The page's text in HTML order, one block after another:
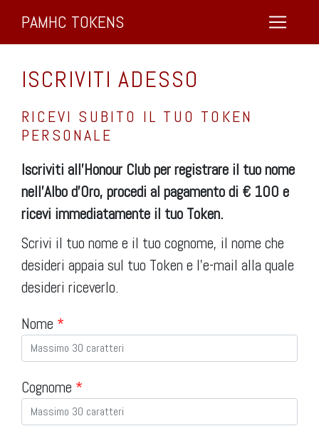
PAMHC TOKENS
ISCRIVITI ADESSO
RICEVI SUBITO IL TUO TOKEN
PERSONALE
Iscriviti all’Honour Club per registrare il tuo nome
nell’Albo d’Oro, procedi al pagamento di € 100 e
ricevi immediatamente il tuo Token.
Scrivi il tuo nome e il tuo cognome, il nome che
desideri appaia sul tuo Token e l’e-mail alla quale
desideri riceverlo.
Nome *
Cognome *